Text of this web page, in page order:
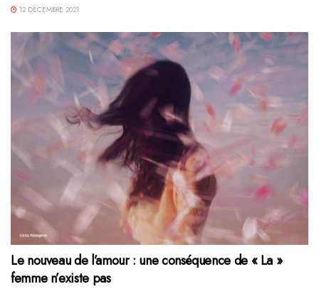
12 DÉCEMBRE 2021
Le nouveau de l’amour : une conséquence de « La »
femme n’existe pas